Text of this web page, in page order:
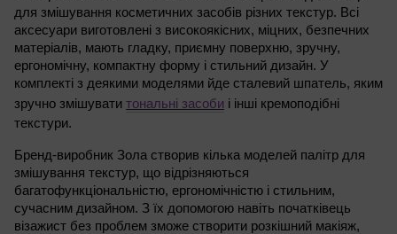
для змішування косметичних засобів різних текстур. Всі
аксесуари виготовлені з високоякісних, міцних, безпечних
матеріалів, мають гладку, приємну поверхню, зручну,
ергономічну, компактну форму і стильний дизайн. У
комплекті з деякими моделями йде сталевий шпатель, яким
зручно змішувати тональні засоби і інші кремоподібні
текстури.
Бренд-виробник Зола створив кілька моделей палітр для
змішування текстур, що відрізняються
багатофункціональністю, ергономічністю і стильним,
сучасним дизайном. З їх допомогою навіть початківець
візажист без проблем зможе створити розкішний макіяж,